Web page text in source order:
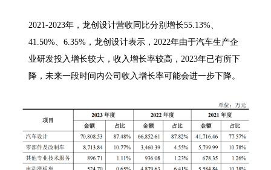
2021-2023年，龙创设计营收同比分别增长55.13%、
41.50%、6.35%，龙创设计表示，2022年由于汽车生产企
业研发投入增长较大，收入增长率较高，2023年已有所下
降，未来一段时间内公司收入增长率可能会进一步下降。